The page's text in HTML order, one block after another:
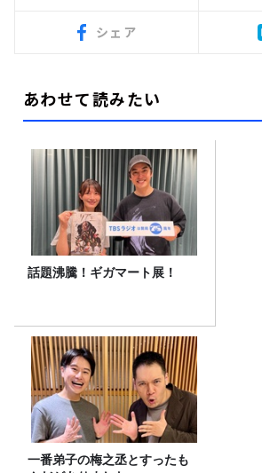
シェア
あわせて読みたい
話題沸騰！ギガマート展！
一番弟子の梅之丞とすったも